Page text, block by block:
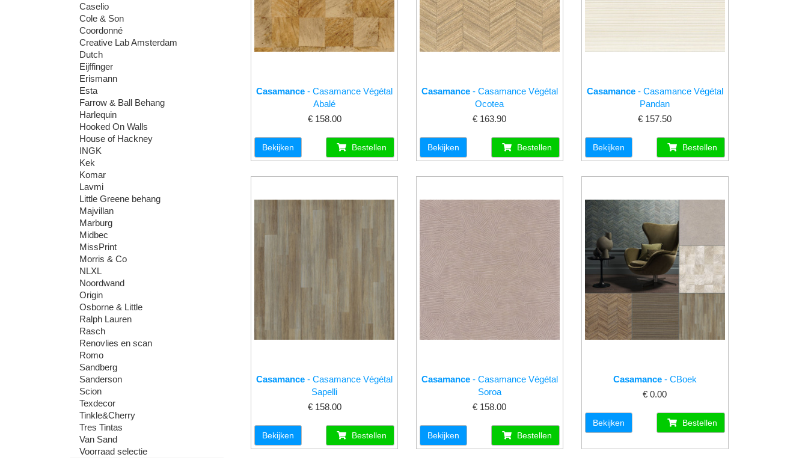
Caselio
Cole & Son
Coordonné
Creative Lab Amsterdam
Dutch
Eijffinger
Erismann
Esta
Farrow & Ball Behang
Harlequin
Hooked On Walls
House of Hackney
INGK
Kek
Komar
Lavmi
Little Greene behang
Majvillan
Marburg
Midbec
MissPrint
Morris & Co
NLXL
Noordwand
Origin
Osborne & Little
Ralph Lauren
Rasch
Renovlies en scan
Romo
Sandberg
Sanderson
Scion
Texdecor
Tinkle&Cherry
Tres Tintas
Van Sand
Voorraad selectie
Casamance - Casamance Végétal
Abalé
€ 158.00
Bekijken Bestellen
Casamance- Casamance Végétal
Ocotea
€ 163.90
Bekijken Bestellen
Casamance- Casamance Végétal
Pandan
€ 157.50
Bekijken Bestellen
Casamance - Casamance Végétal
Sapelli
€ 158.00
Bekijken Bestellen
Casamance- Casamance Végétal
Soroa
€ 158.00
Bekijken Bestellen
Casamance- CBoek
€ 0.00
Bekijken Bestellen